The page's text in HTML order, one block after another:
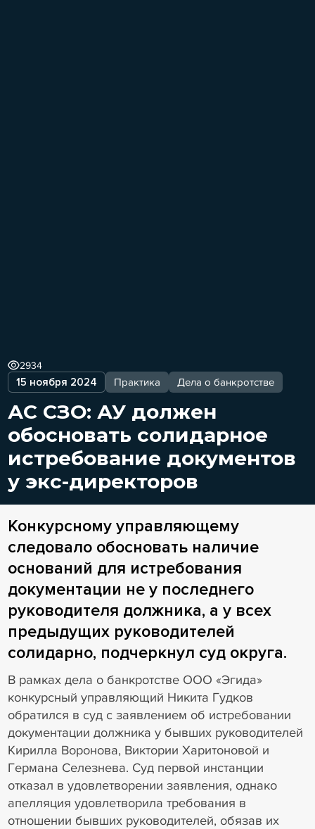
15 ноября 2024 Практика Дела о банкротстве
2934
АС СЗО: АУ должен
обосновать солидарное
истребование документов
у экс-директоров
Конкурсному управляющему
следовало обосновать наличие
оснований для истребования
документации не у последнего
руководителя должника, а у всех
предыдущих руководителей
солидарно, подчеркнул суд округа.
В рамках дела о банкротстве ООО «Эгида»
конкурсный управляющий Никита Гудков
обратился в суд с заявлением об истребовании
документации должника у бывших руководителей
Кирилла Воронова, Виктории Харитоновой и
Германа Селезнева. Суд первой инстанции
отказал в удовлетворении заявления, однако
апелляция удовлетворила требования в
отношении бывших руководителей, обязав их